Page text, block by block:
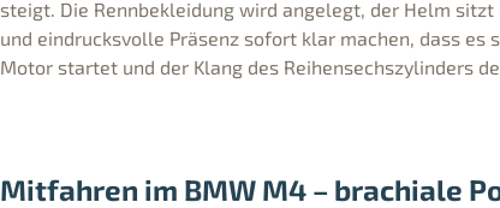
steigt. Die Rennbekleidung wird angelegt, der Helm
und eindrucksvolle Präsenz sofort klar machen, dass
Motor startet und der Klang des Reihensechszylinders
Mitfahren im BMW M4 – brachiale